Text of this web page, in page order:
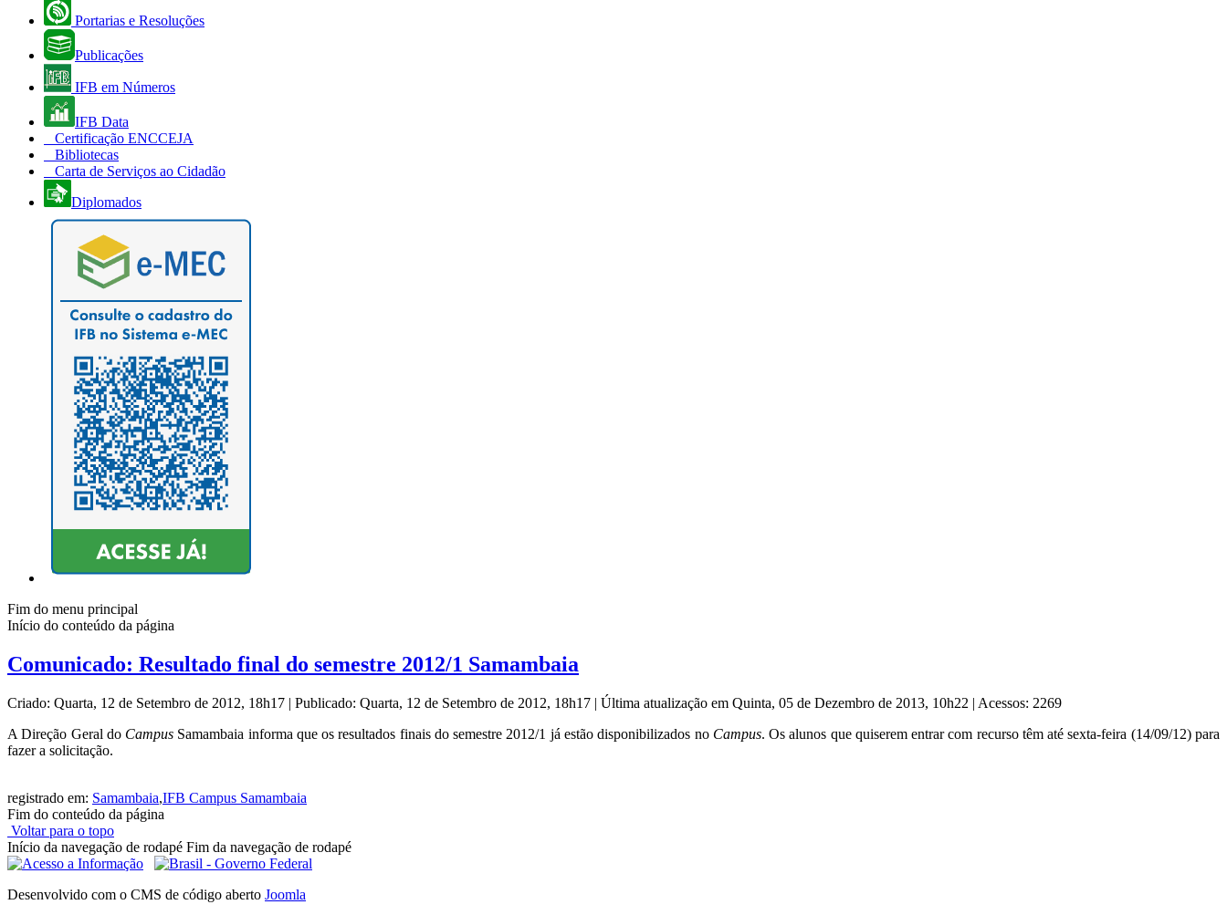
Portarias e Resoluções
Publicações
IFB em Números
IFB Data
Certificação ENCCEJA
Bibliotecas
Carta de Serviços ao Cidadão
Diplomados
Fim do menu principal
Início do conteúdo da página
Comunicado: Resultado final do semestre 2012/1 Samambaia
Criado: Quarta, 12 de Setembro de 2012, 18h17 | Publicado: Quarta, 12 de Setembro de 2012, 18h17 | Última atualização em Quinta, 05 de Dezembro de 2013, 10h22 | Acessos: 2269
A Direção Geral do Campus Samambaia informa que os resultados finais do semestre 2012/1 já estão disponibilizados no Campus. Os alunos que quiserem entrar com recurso têm até sexta-feira (14/09/12) para
fazer a solicitação.
registrado em: Samambaia,IFB Campus Samambaia
Fim do conteúdo da página
Voltar para o topo
Início da navegação de rodapé Fim da navegação de rodapé
Desenvolvido com o CMS de código aberto Joomla